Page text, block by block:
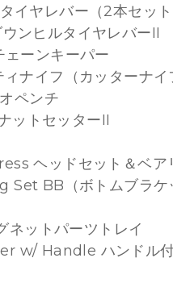
ヤレバー（2本セッ
ンヒルタイヤレバーII
ーンキーパー
ナイフ（カッターナイ
ペンチ
ットセッターII
ヘッドセット＆ベア
BB（ボトムブラケ
ットパーツトレイ
w/ Handle ハンドル付